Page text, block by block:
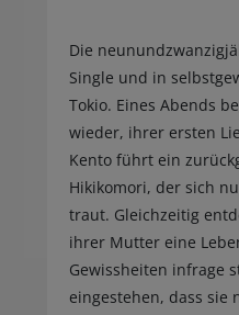
Die
Single und in
Tokio. Eines Abends
wieder, ihrer ersten
Kento führt ein
Hikikomori, der sich
traut. Gleichzeitig
ihrer Mutter eine
Gewissheiten infrage
eingestehen, dass sie